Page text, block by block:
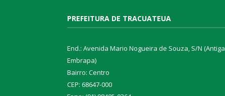
PREFEITURA DE TRACUATEUA
End.: Avenida Mario Nogueira de Souza, S/N (Antiga
Embrapa)
Bairro: Centro
CEP: 68647-000